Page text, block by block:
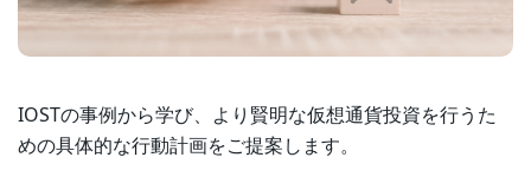
IOSTの事例から学び、より賢明な仮想通貨投資を行うた
めの具体的な行動計画をご提案します。